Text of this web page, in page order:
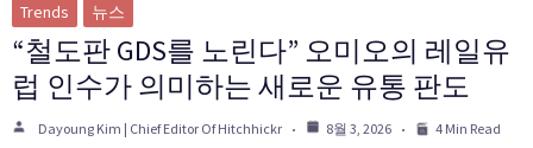
Trends 뉴스
“철도판 GDS를 노린다” 오미오의 레일유
럽 인수가 의미하는 새로운 유통 판도
Dayoung Kim | Chief Editor Of Hitchhickr 8월 3, 2026 4 Min Read